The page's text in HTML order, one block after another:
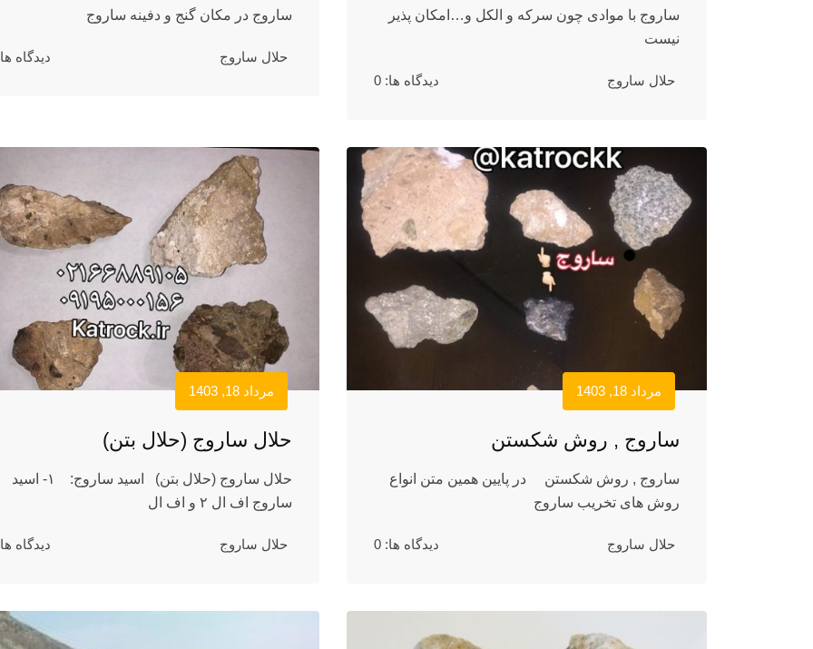
ساروج با موادی چون سرکه و الکل و…امکان پذیر
نیست
حلال ساروج دیدگاه ها: 0
ساروج در مکان گنج و دفینه ساروج
حلال ساروج دیدگاه
مرداد 18, 1403
ساروج , روش شکستن
ساروج , روش شکستن در پایین همین متن انواع
روش های تخریب ساروج
حلال ساروج دیدگاه ها: 0
مرداد 18, 1403
حلال ساروج (حلال بتن)
حلال ساروج (حلال بتن) اسید ساروج: ۱- اسید
ساروج اف ال ۲ و اف ال
حلال ساروج دیدگاه